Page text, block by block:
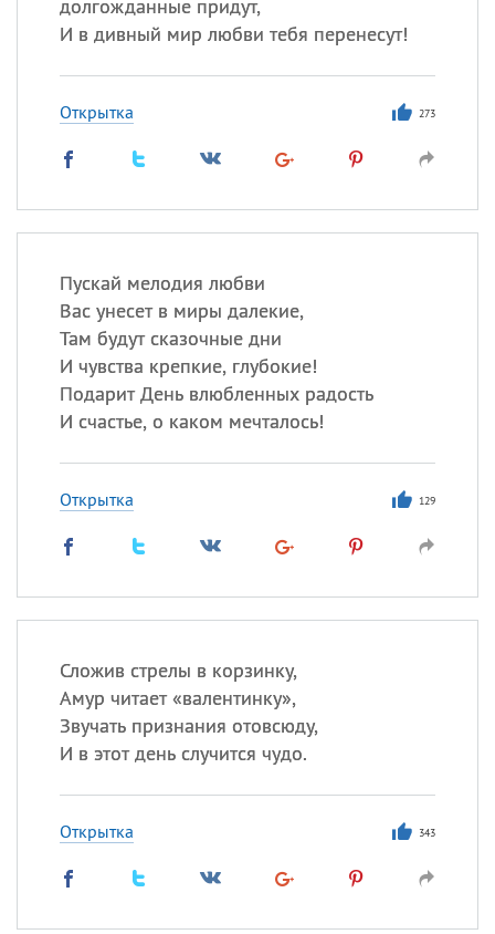
долгожданные придут,
И в дивный мир любви тебя перенесут!
Открытка 273
Пускай мелодия любви
Вас унесет в миры далекие,
Там будут сказочные дни
И чувства крепкие, глубокие!
Подарит День влюбленных радость
И счастье, о каком мечталось!
Открытка 129
Сложив стрелы в корзинку,
Амур читает «валентинку»,
Звучать признания отовсюду,
И в этот день случится чудо.
Открытка 343